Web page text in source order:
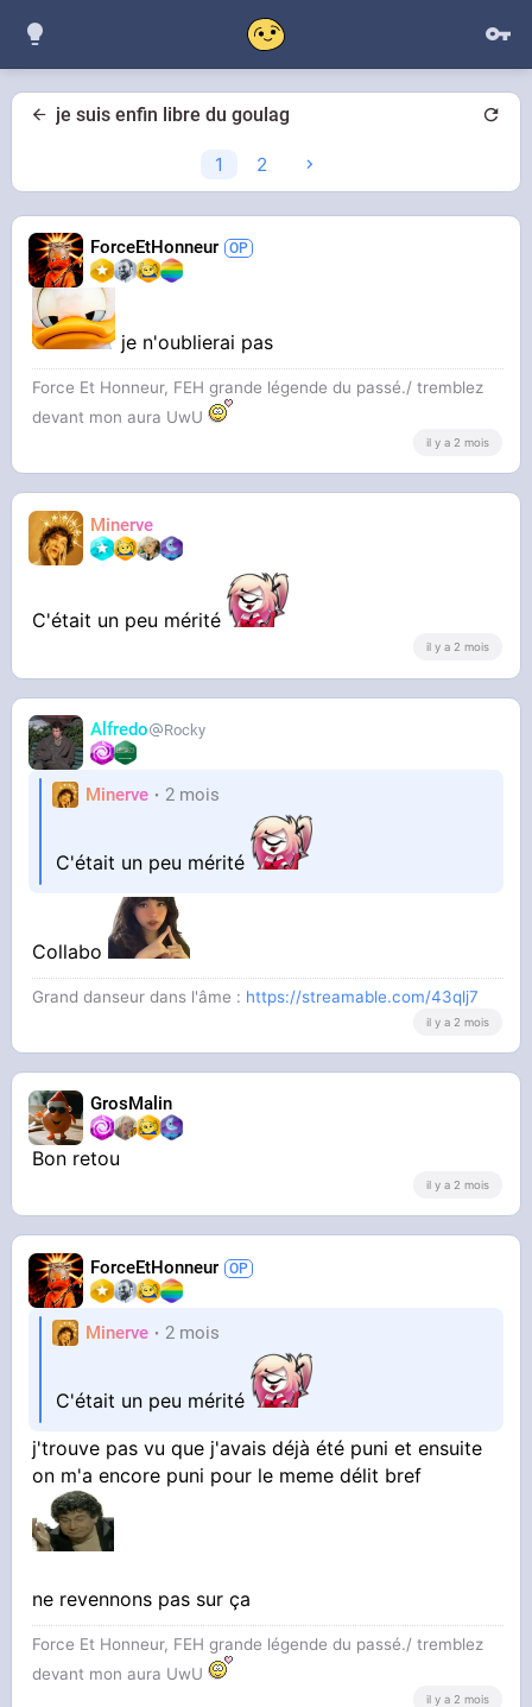
je suis enfin libre du goulag
1 2
ForceEtHonneur
je n'oublierai pas
Force Et Honneur, FEH grande légende du passé./ tremblez
devant mon aura UwU
il y a 2 mois
Minerve
C'était un peu mérité
il y a 2 mois
Alfredo Rocky
Minerve 2 mois
C'était un peu mérité
Collabo
Grand danseur dans l'âme : https://streamable.com/43qlj7
il y a 2 mois
GrosMalin
Bon retou
il y a 2 mois
ForceEtHonneur
Minerve 2 mois
C'était un peu mérité
j'trouve pas vu que j'avais déjà été puni et ensuite
on m'a encore puni pour le meme délit bref
ne revennons pas sur ça
Force Et Honneur, FEH grande légende du passé./ tremblez
devant mon aura UwU
il y a 2 mois